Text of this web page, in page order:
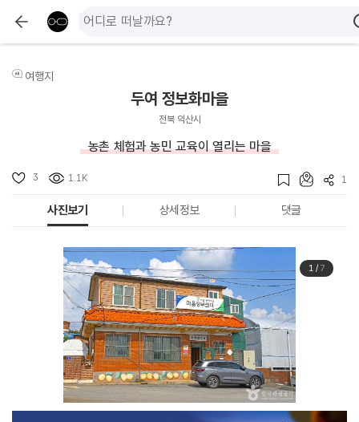
여행지
두여 정보화마을
전북 익산시
농촌 체험과 농민 교육이 열리는 마을
3 1.1K 1
사진보기 상세정보 댓글
1/ 7